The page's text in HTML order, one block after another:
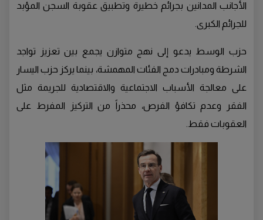
الأجانب المدانين بجرائم خطيرة وتطبيق عقوبة السجن المؤبد
للجرائم الكبرى.
حزب الوسط يدعو إلى نهج متوازن يجمع بين تعزيز تواجد
الشرطة ومبادرات دمج الفئات المهمشة، بينما يركز حزب اليسار
على معالجة الأسباب الاجتماعية والاقتصادية للجريمة مثل
الفقر وعدم تكافؤ الفرص، محذراً من التركيز المفرط على
العقوبات فقط.